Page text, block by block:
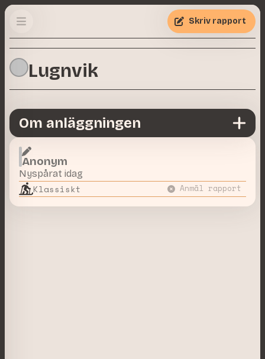
Lugnvik
Skriv rapport
Anonym
Nyspårat idag
Klassiskt Anmäl rapport
Om anläggningen